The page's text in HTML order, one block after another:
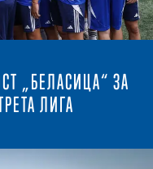
„БЕЛАСИЦА“ ЗА
ЛИГА